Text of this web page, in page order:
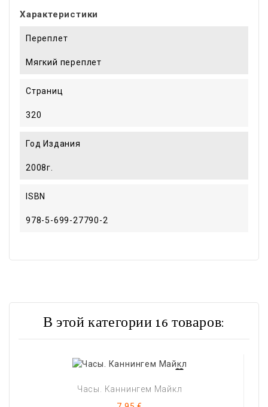
Характеристики
Переплет
Мягкий переплет
Страниц
320
Год Издания
2008г.
ISBN
978-5-699-27790-2
В этой категории 16 товаров:
Часы. Каннингем Майкл